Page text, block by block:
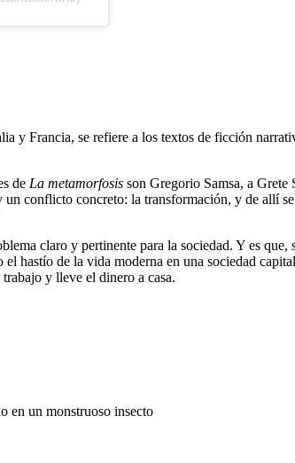
y Francia, se refiere a los textos de ficción
de La metamorfosis son Gregorio Samsa, a Grete
conflicto concreto: la transformación, y de allí
claro y pertinente para la sociedad. Y es que,
hastío de la vida moderna en una sociedad
y lleve el dinero a casa.
en un monstruoso insecto